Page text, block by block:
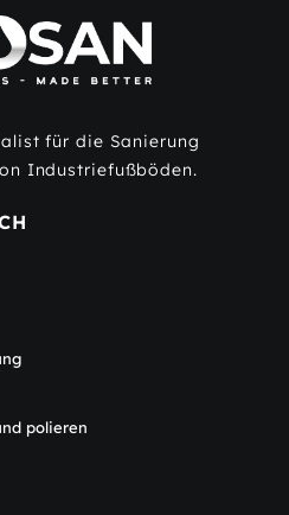
für die Sanierung
Industriefußböden.
polieren